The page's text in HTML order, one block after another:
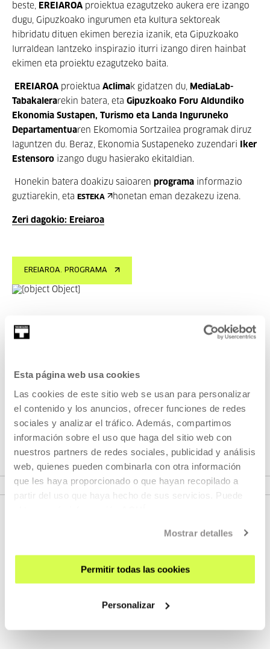
Esta página web usa cookies
Las cookies de este sitio web se usan para personalizar
el contenido y los anuncios, ofrecer funciones de redes
sociales y analizar el tráfico. Además, compartimos
información sobre el uso que haga del sitio web con
nuestros partners de redes sociales, publicidad y análisis
web, quienes pueden combinarla con otra información
que les haya proporcionado o que hayan recopilado a
partir del uso que haya hecho de sus servicios. Puede
Mostrar detalles
Permitir todas las cookies
Personalizar
beste, EREIAROA proiektua ezagutzeko aukera ere izango
dugu, Gipuzkoako ingurumen eta kultura sektoreak
hibridatu dituen ekimen berezia izanik, eta Gipuzkoako
lurraldean lantzeko inspirazio iturri izango diren hainbat
ekimen eta proiektu ezagutzeko baita.
EREIAROA proiektua Aclimak gidatzen du, MediaLab-
Tabakalerarekin batera, eta Gipuzkoako Foru Aldundiko
Ekonomia Sustapen, Turismo eta Landa Inguruneko
Departamentuaren Ekomomia Sortzailea programak diruz
laguntzen du. Beraz, Ekonomia Sustapeneko zuzendari
Iker
Estensoro izango dugu hasierako ekitaldian.
Honekin batera doakizu saioaren programa informazio
guztiarekin, eta ESTEKA honetan eman dezakezu izena.
Zeri dagokio: Ereiaroa
EREIAROA. PROGRAMA
Zeri dagokio: Proiektua:
ak, Gipuzkoako Foru Aldundiak eta Tabakalerak sustatzen
dute. Ingurumena eta kultura eta sormenaren arloen arteko
lankidetzarako oinarriak ezarri nahi ditu Gipuzkoan.
IKUSI PROIEKTUAK
EMAN IZENA BULETINEAN